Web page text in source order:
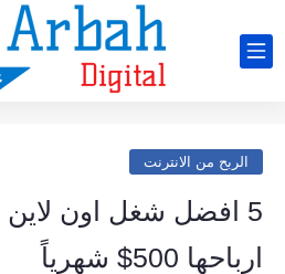
الربح من الانترنت
5 افضل شغل اون لاين
ارباحها 500$ شهرياً